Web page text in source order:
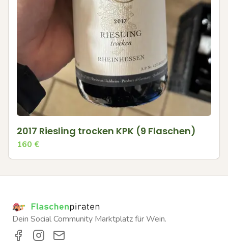
2017 Riesling trocken KPK (9 Flaschen)
160 €
Dein Social Community Marktplatz für Wein.